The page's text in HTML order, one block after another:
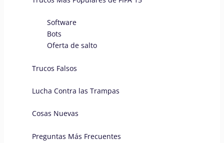
Software
Bots
Oferta de salto
Trucos Falsos
Lucha Contra las Trampas
Cosas Nuevas
Preguntas Más Frecuentes